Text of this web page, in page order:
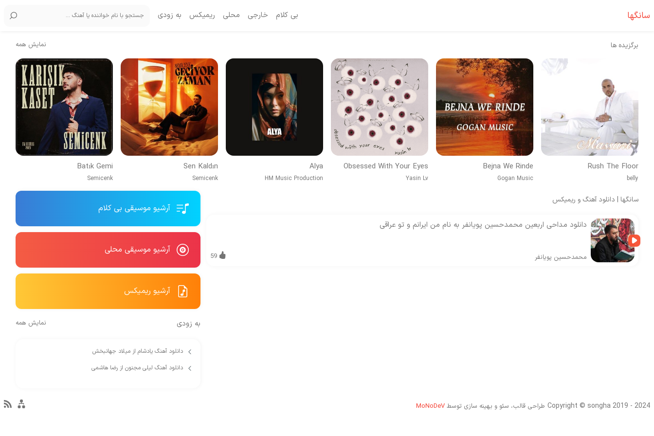
سانگها بی کلام خارجی محلی ریمیکس به زودی
برگزیده ها نمایش همه
Rush The Floor
belly
Bejna We Rinde
Gogan Music
Obsessed With Your Eyes
Yasin Lv
Alya
HM Music Production
Sen Kaldın
Semicenk
Batık Gemi
Semicenk
سانگها | دانلود آهنگ و ریمیکس
دانلود مداحی اربعین محمدحسین پویانفر به نام من ایرانم و تو عراقی
محمدحسین پویانفر 59
آرشیو موسیقی بی کلام
آرشیو موسیقی محلی
آرشیو ریمیکس
به زودی نمایش همه
دانلود آهنگ یادشام از میلاد جهانبخش
دانلود آهنگ لیلی مجنون از رضا هاشمی
Copyright © songha 2019 - 2024 طراحی قالب، سئو و بهینه سازی توسط MoNoDeV